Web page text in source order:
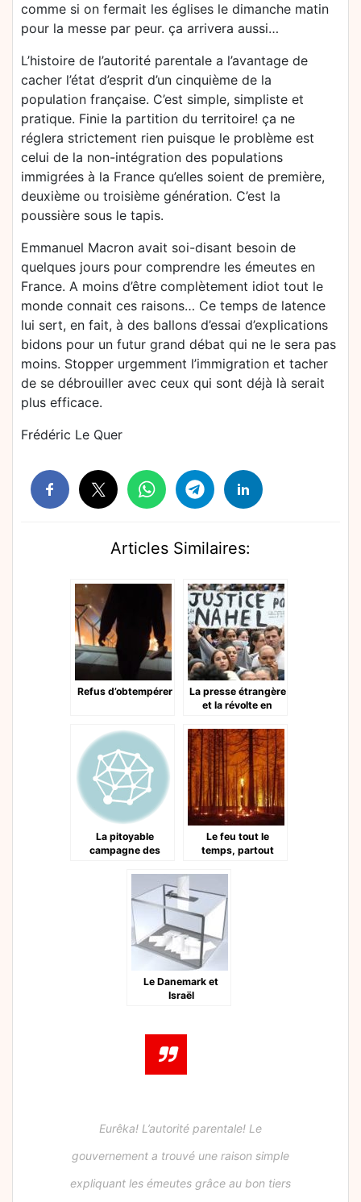
comme si on fermait les églises le dimanche matin
pour la messe par peur. ça arrivera aussi…
L’histoire de l’autorité parentale a l’avantage de
cacher l’état d’esprit d’un cinquième de la
population française. C’est simple, simpliste et
pratique. Finie la partition du territoire! ça ne
réglera strictement rien puisque le problème est
celui de la non-intégration des populations
immigrées à la France qu’elles soient de première,
deuxième ou troisième génération. C’est la
poussière sous le tapis.
Emmanuel Macron avait soi-disant besoin de
quelques jours pour comprendre les émeutes en
France. A moins d’être complètement idiot tout le
monde connait ces raisons… Ce temps de latence
lui sert, en fait, à des ballons d’essai d’explications
bidons pour un futur grand débat qui ne le sera pas
moins. Stopper urgemment l’immigration et tacher
de se débrouiller avec ceux qui sont déjà là serait
plus efficace.
Frédéric Le Quer
Articles Similaires:
Refus d’obtempérer
La presse étrangère
et la révolte en
La pitoyable
campagne des
Le feu tout le
temps, partout
Le Danemark et
Israël
Eurêka! L’autorité parentale! Le
gouvernement a trouvé une raison simple
expliquant les émeutes grâce au bon tiers